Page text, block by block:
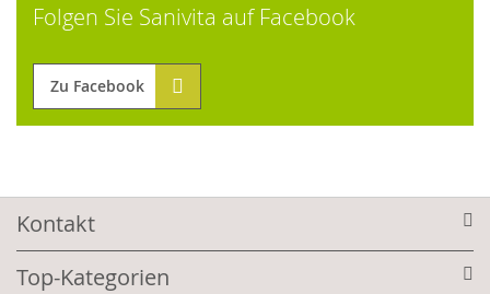
Folgen Sie Sanivita auf Facebook
Zu Facebook
Kontakt
Top-Kategorien